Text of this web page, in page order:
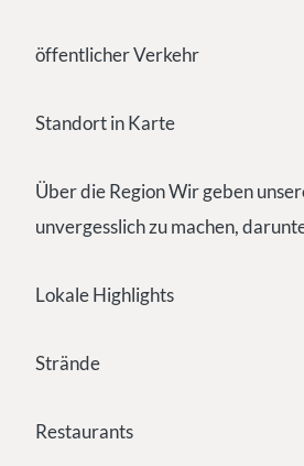
öffentlicher Verkehr
Standort in Karte
Über die Region Wir geben
unvergesslich zu machen,
Lokale Highlights
Strände
Restaurants